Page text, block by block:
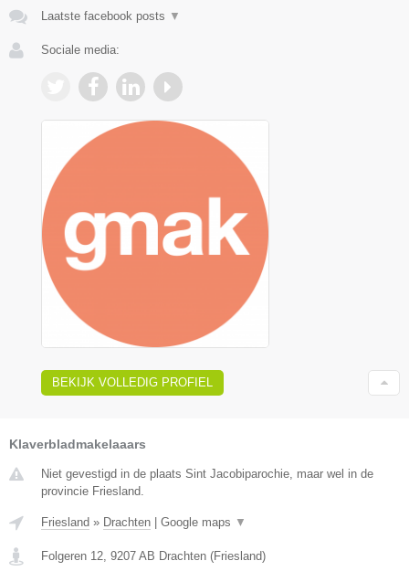
Laatste facebook posts ▼
Sociale media:
BEKIJK VOLLEDIG PROFIEL
Klaverbladmakelaaars
Niet gevestigd in de plaats Sint Jacobiparochie, maar wel in de
provincie Friesland.
Friesland » Drachten | Google maps ▼
Folgeren 12 9207 AB Drachten (Friesland)